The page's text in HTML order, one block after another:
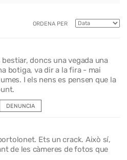
ORDENA PER
doncs una vegada una
botiga, va dir a la fira - mai
I els nens es pensen que la
DENUNCIA
Ets un crack. Això sí,
de les càmeres de fotos que